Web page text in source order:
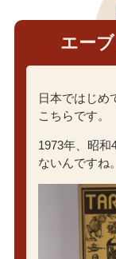
エー
日本ではじめ
こちらです。
1973年、昭和
ないんですね。